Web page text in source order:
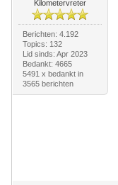
Kilometervreter
Berichten: 4.192
Topics: 132
Lid sinds: Apr 2023
Bedankt: 4665
5491 x bedankt in
3565 berichten